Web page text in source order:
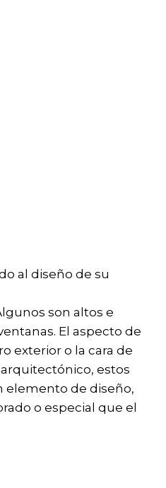
al diseño de su
son altos e
El aspecto de
exterior o la cara de
estos
elemento de diseño,
o especial que el